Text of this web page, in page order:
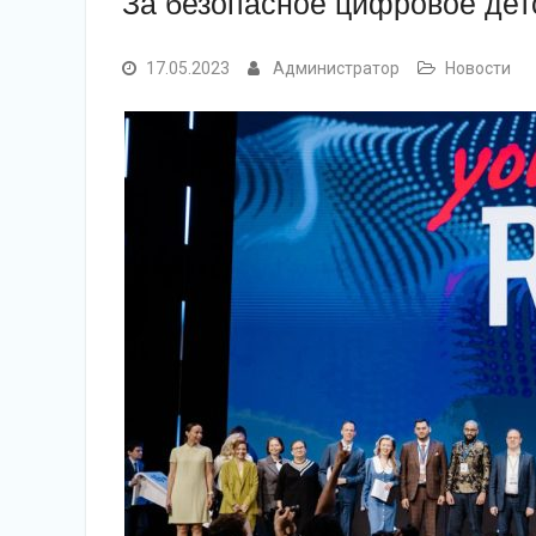
17.05.2023 Администратор Новости